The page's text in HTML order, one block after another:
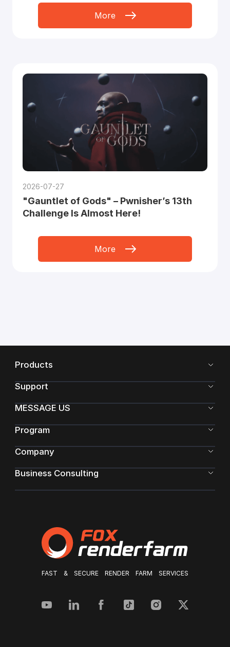
More
2026-07-27
"Gauntlet of Gods" – Pwnisher’s 13th
Challenge Is Almost Here!
More
FAST & SECURE RENDER FARM SERVICES
Products
Support
MESSAGE US
Program
Company
Business Consulting